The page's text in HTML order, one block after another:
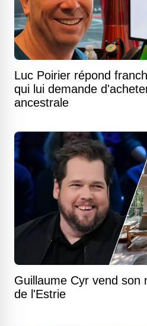
Luc Poirier répond
qui lui demande
ancestrale
Guillaume Cyr vend son
de l'Estrie